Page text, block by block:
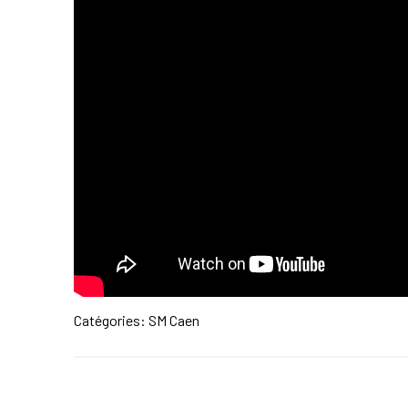
Catégories: SM Caen